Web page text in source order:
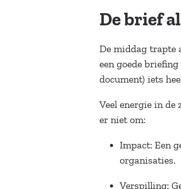
De brief
De middag trapte
een goede
document) iets
Veel energie in
er niet om:
Impact: Een
organisaties.
Verspilling: